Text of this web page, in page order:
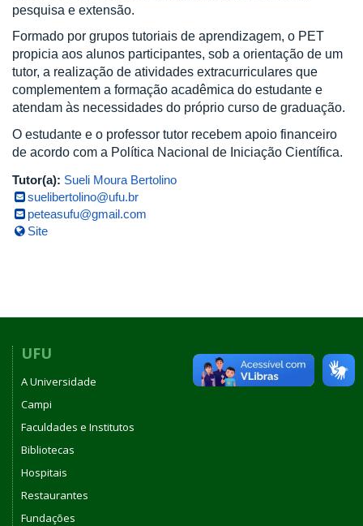
pesquisa e extensão.
Formado por grupos tutoriais de aprendizagem, o PET
propicia aos alunos participantes, sob a orientação de um
tutor, a realização de atividades extracurriculares que
complementem a formação acadêmica do estudante e
atendam às necessidades do próprio curso de graduação.
O estudante e o professor tutor recebem apoio financeiro
de acordo com a Política Nacional de Iniciação Científica.
Tutor(a): Sueli Moura Bertolino
suelibertolino@ufu.br
peteasufu@gmail.com
Site
UFU
A Universidade
Campi
Faculdades e Institutos
Bibliotecas
Hospitais
Restaurantes
Fundações